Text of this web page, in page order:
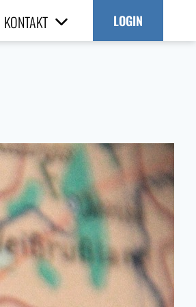
KONTAKT LOGIN